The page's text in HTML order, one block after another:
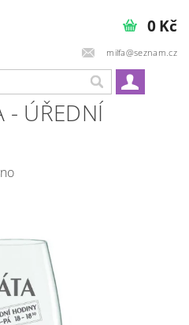
milfa@seznam.cz
0 Kč
- ÚŘEDNÍ